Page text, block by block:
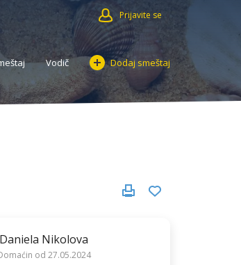
Prijavite se
Vodič Dodaj smeštaj
Daniela Nikolova
od 27.05.2024